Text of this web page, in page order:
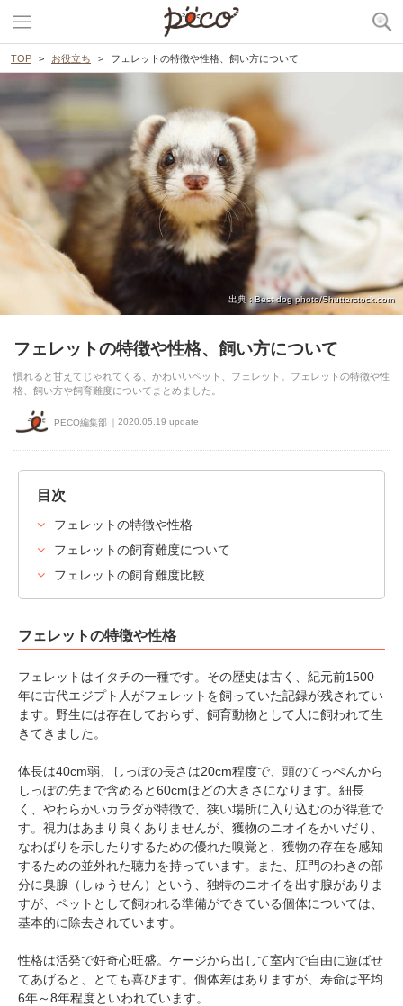
TOP お役立ち フェレットの特徴や性格、飼い方について
出典 : Best dog photo/Shutterstock.com
フェレットの特徴や性格、飼い方について
慣れると甘えてじゃれてくる、かわいいペット、フェレット。フェレットの特徴や性
格、飼い方や飼育難度についてまとめました。
PECO編集部 2020.05.19 update
目次
フェレットの特徴や性格
フェレットの飼育難度について
フェレットの飼育難度比較
フェレットの特徴や性格
フェレットはイタチの一種です。その歴史は古く、紀元前1500
年に古代エジプト人がフェレットを飼っていた記録が残されてい
ます。野生には存在しておらず、飼育動物として人に飼われて生
きてきました。
体長は40cm弱、しっぽの長さは20cm程度で、頭のてっぺんから
しっぽの先まで含めると60cmほどの大きさになります。細長
く、やわらかいカラダが特徴で、狭い場所に入り込むのが得意で
す。視力はあまり良くありませんが、獲物のニオイをかいだり、
なわばりを示したりするための優れた嗅覚と、獲物の存在を感知
するための並外れた聴力を持っています。また、肛門のわきの部
分に臭腺（しゅうせん）という、独特のニオイを出す腺がありま
すが、ペットとして飼われる準備ができている個体については、
基本的に除去されています。
性格は活発で好奇心旺盛。ケージから出して室内で自由に遊ばせ
てあげると、とても喜びます。個体差はありますが、寿命は平均
6年～8年程度といわれています。